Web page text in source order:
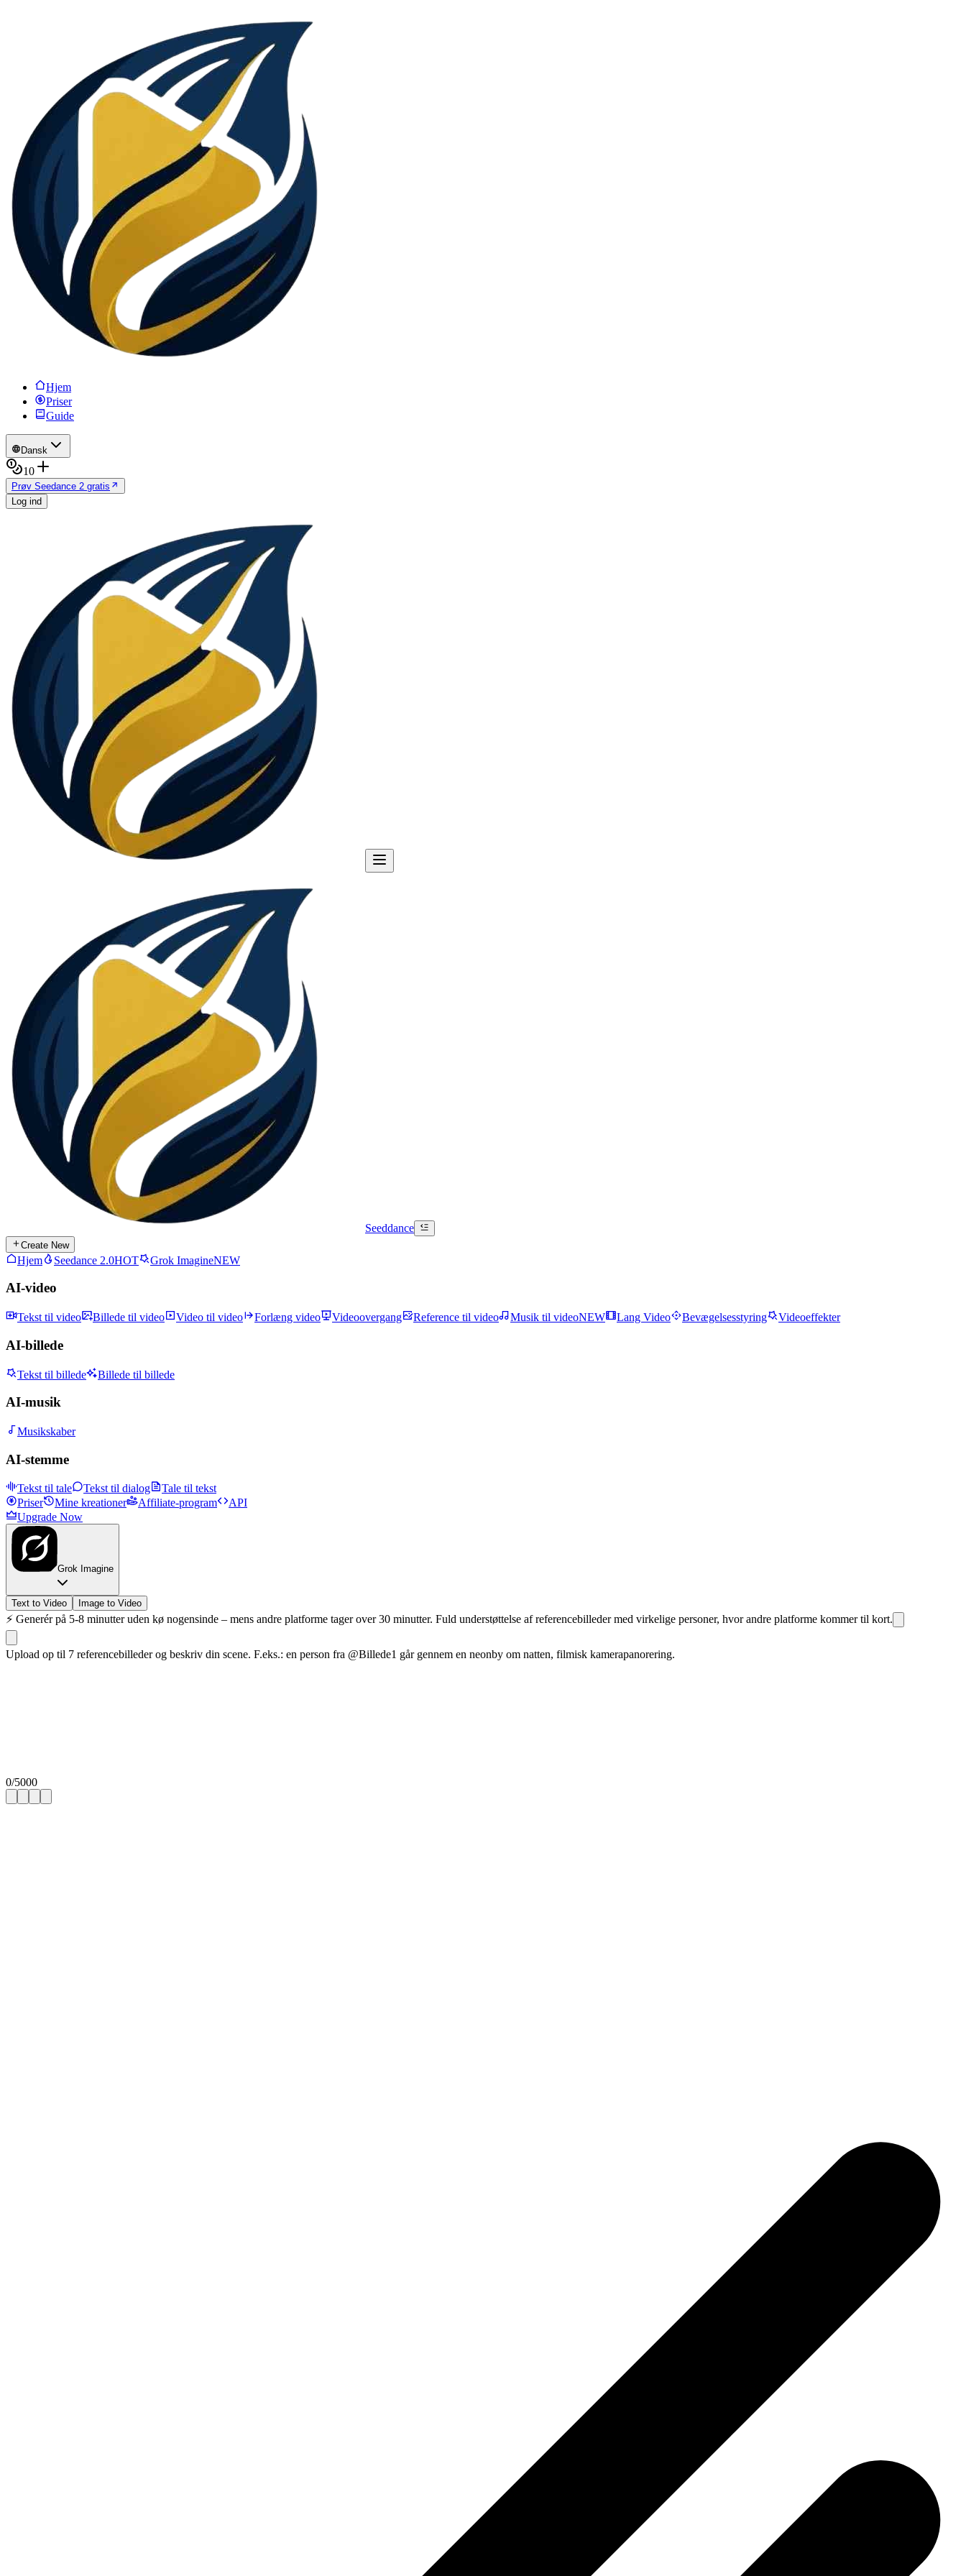
Hjem
Priser
Guide
Dansk
10
Prøv Seedance 2 gratis
Log ind
Seeddance
Create New
Hjem Seedance 2.0HOT Grok ImagineNEW
AI-video
Tekst til video Billede til video Video til video Forlæng video Videoovergang Reference til video Musik til videoNEW Lang Video Bevægelsesstyring Videoeffekter
AI-billede
Tekst til billede Billede til billede
AI-musik
Musikskaber
AI-stemme
Tekst til tale Tekst til dialog
Tale til tekst
Priser
Mine kreationer Affiliate-program
API
Upgrade Now
Grok Imagine
Text to Video Image to Video
⚡ Generér på 5-8 minutter uden kø nogensinde – mens andre platforme tager over 30 minutter. Fuld understøttelse af referencebilleder med virkelige personer, hvor andre platforme kommer til kort.
Upload op til 7 referencebilleder og beskriv din scene. F.eks.: en person fra @Billede1 går gennem en neonby om natten, filmisk kamerapanorering.
0/5000